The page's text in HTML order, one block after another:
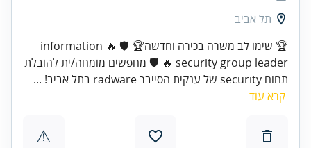
תל אביב
🏆 שימו לב משרה בכירה וחדשה🏆 🛡️ 🔥 information
security group leader 🔥 🛡️ ​מחפשים מומחה/ית להובלת
תחום security של ענקית הסייבר radware בתל אביב! ...
קרא עוד
⚠